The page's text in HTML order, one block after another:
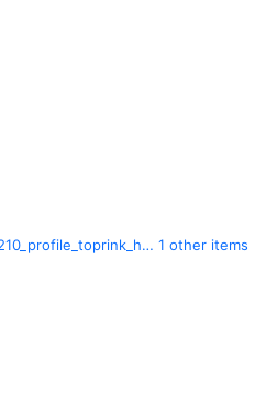
tkj.jp/?utm_source=LINE&utm_medium=BOTCHAN&utm_campaign=LINE250210_profile_toprink_hp&openExternalBrowser=1 1 other items